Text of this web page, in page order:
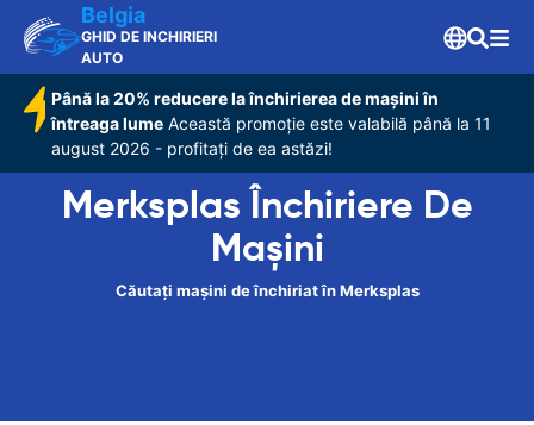
Belgia
GHID DE INCHIRIERI
AUTO
Până la 20% reducere la închirierea de mașini în
întreaga lume Această promoție este valabilă până la 11
august 2026 - profitați de ea astăzi!
Merksplas Închiriere De
Maşini
Căutați mașini de închiriat în Merksplas